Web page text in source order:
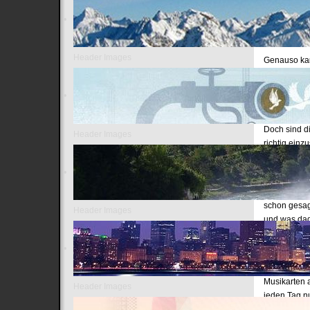
wecken,
und so
Genauso
oder
werden.
Emotionen
Doch sind
richtig
Wie schon
zum
gleichen
schon
und was
Während
Menschen,
Musikarten
jeden Tag